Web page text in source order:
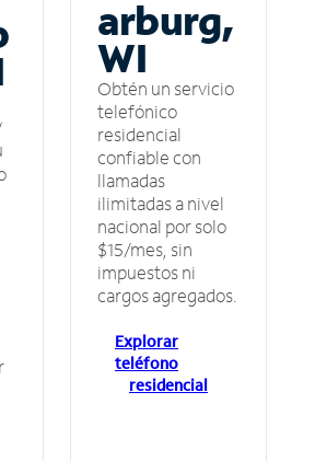
arburg,
WI
Obtén un servicio
telefónico
residencial
confiable con
llamadas
ilimitadas a nivel
nacional por solo
$15/mes, sin
impuestos ni
cargos agregados.
Explorar
teléfono
residencial